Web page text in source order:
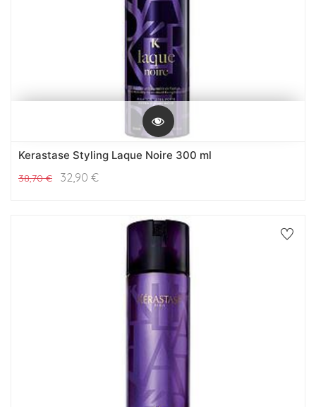
Kerastase Styling Laque Noire 300 ml
38,70€ 32,90 €